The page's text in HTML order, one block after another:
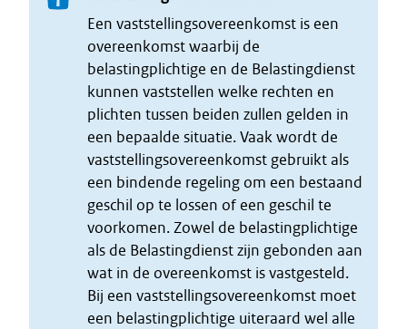
Een vaststellingsovereenkomst is een
overeenkomst waarbij de
belastingplichtige en de Belastingdienst
kunnen vaststellen welke rechten en
plichten tussen beiden zullen gelden in
een bepaalde situatie. Vaak wordt de
vaststellingsovereenkomst gebruikt als
een bindende regeling om een bestaand
geschil op te lossen of een geschil te
voorkomen. Zowel de belastingplichtige
als de Belastingdienst zijn gebonden aan
wat in de overeenkomst is vastgesteld.
Bij een vaststellingsovereenkomst moet
een belastingplichtige uiteraard wel alle